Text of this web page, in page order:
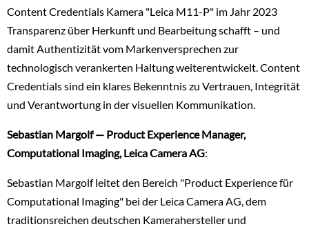
Content Credentials Kamera "Leica M11-P" im Jahr 2023
Transparenz über Herkunft und Bearbeitung schafft – und
damit Authentizität vom Markenversprechen zur
technologisch verankerten Haltung weiterentwickelt. Content
Credentials sind ein klares Bekenntnis zu Vertrauen, Integrität
und Verantwortung in der visuellen Kommunikation.
Sebastian Margolf — Product Experience Manager,
Computational Imaging, Leica Camera AG:
Sebastian Margolf leitet den Bereich "Product Experience für
Computational Imaging" bei der Leica Camera AG, dem
traditionsreichen deutschen Kamerahersteller und